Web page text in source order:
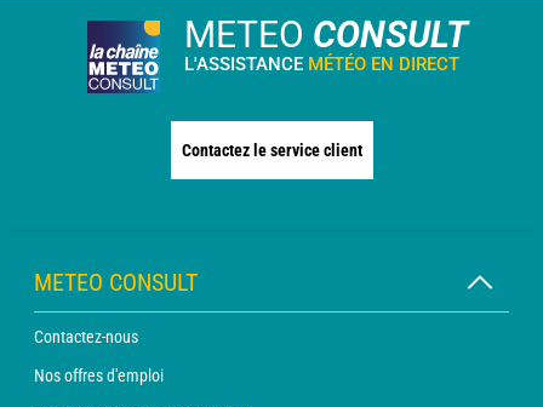
METEO CONSULT
L'ASSISTANCE MÉTÉO EN DIRECT
Contactez le service client
METEO CONSULT
Contactez-nous
Nos offres d'emploi